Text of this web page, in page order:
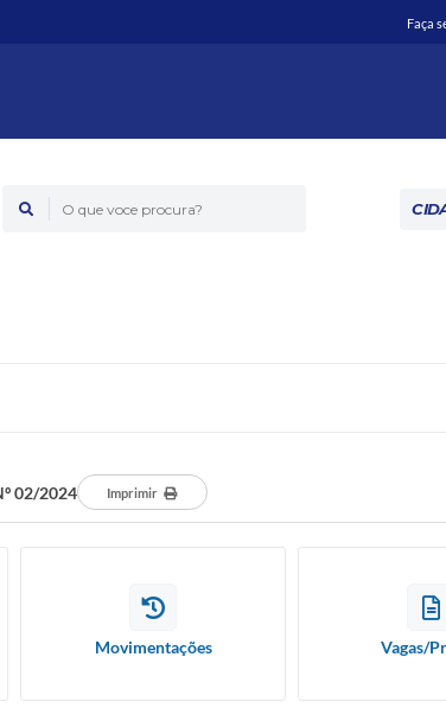
Faça
O que voce procura?
02/2024 Imprimir
Movimentações Vagas/